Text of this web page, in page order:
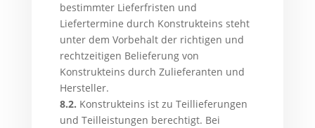
bestimmter Lieferfristen und
Liefertermine durch Konstrukteins steht
unter dem Vorbehalt der richtigen und
rechtzeitigen Belieferung von
Konstrukteins durch Zulieferanten und
Hersteller.
8.2. Konstrukteins ist zu Teillieferungen
und Teilleistungen berechtigt. Bei